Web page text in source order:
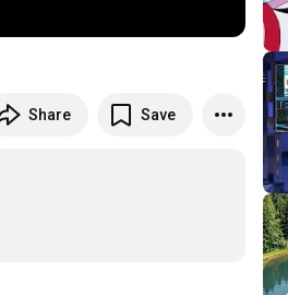
Share Save